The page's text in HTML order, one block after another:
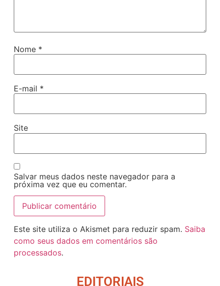
Nome *
E-mail *
Site
Salvar meus dados neste navegador para a
próxima vez que eu comentar.
Este site utiliza o Akismet para reduzir spam. Saiba
como seus dados em comentários são
processados.
EDITORIAIS